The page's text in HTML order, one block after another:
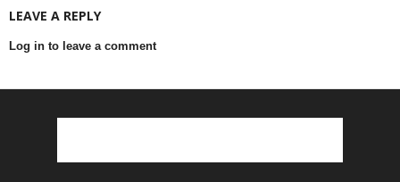
LEAVE A REPLY
Log in to leave a comment